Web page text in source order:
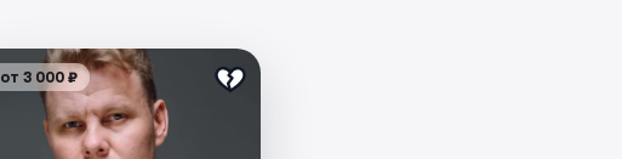
от 3 000 ₽